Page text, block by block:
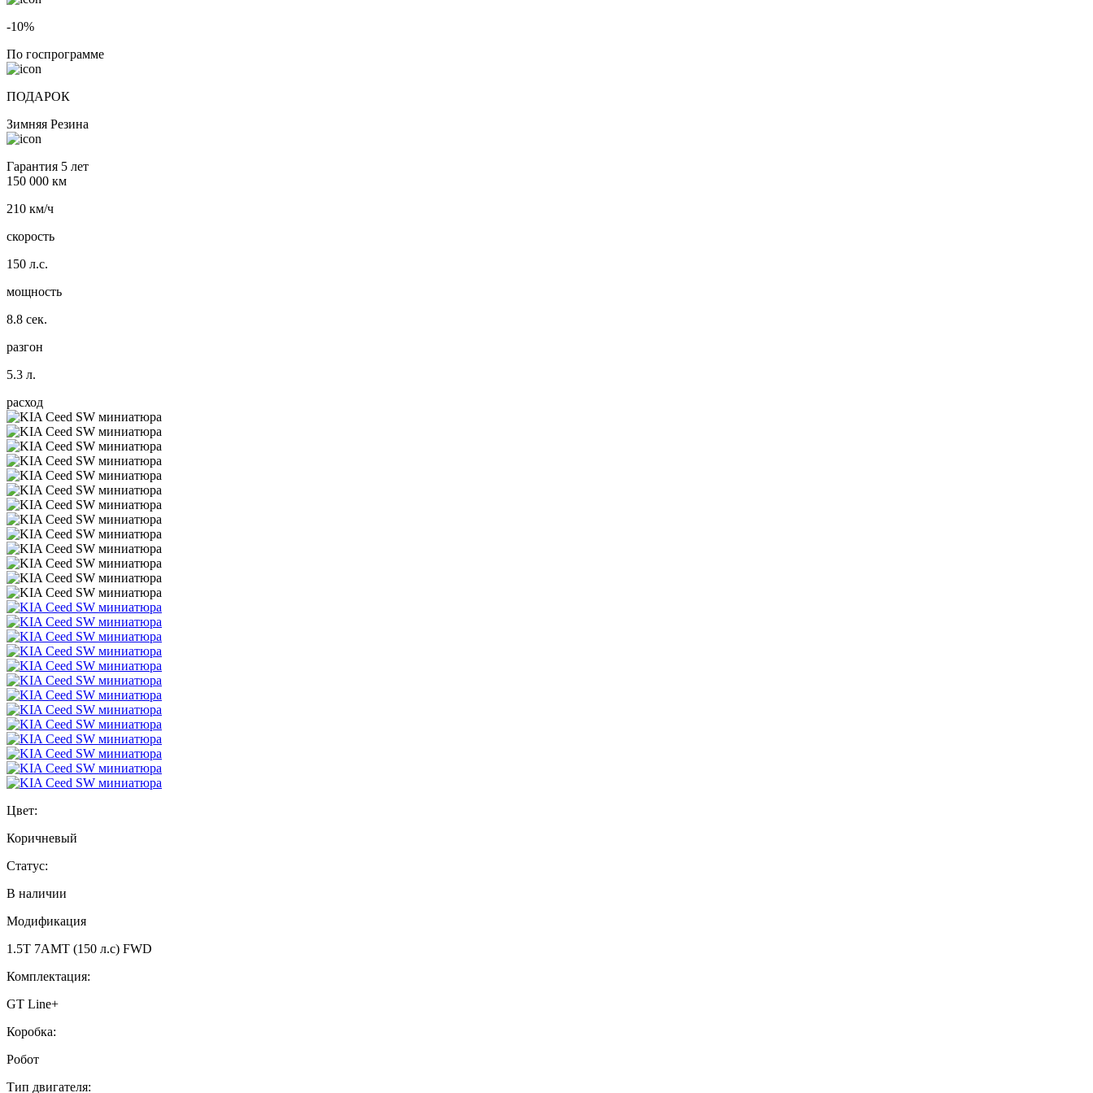
-10%
По госпрограмме
ПОДАРОК
Зимняя Резина
Гарантия 5 лет
150 000 км
210 км/ч
скорость
150 л.с.
мощность
8.8 сек.
разгон
5.3 л.
расход
Цвет:
Коричневый
Статус:
В наличии
Модификация
1.5T 7AMT (150 л.с) FWD
Комплектация:
GT Line+
Коробка:
Робот
Тип двигателя: